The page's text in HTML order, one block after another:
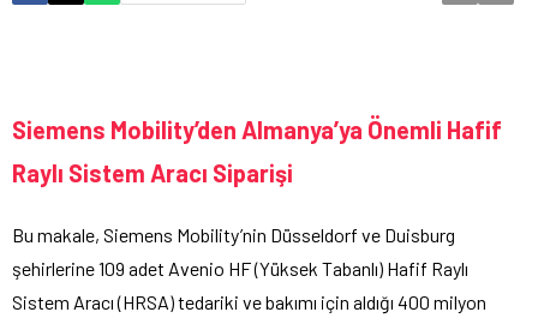
Siemens Mobility’den Almanya’ya Önemli Hafif
Raylı Sistem Aracı Siparişi
Bu makale, Siemens Mobility’nin Düsseldorf ve Duisburg
şehirlerine 109 adet Avenio HF (Yüksek Tabanlı) Hafif Raylı
Sistem Aracı (HRSA) tedariki ve bakımı için aldığı 400 milyon